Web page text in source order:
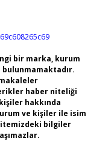
bir marka, kurum
bulunmamaktadır.
makaleler
haber niteliği
hakkında
ve kişiler ile isim
bilgiler